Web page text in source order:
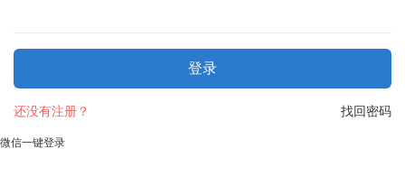
登录
找回密码
还没有注册？
微信一键登录